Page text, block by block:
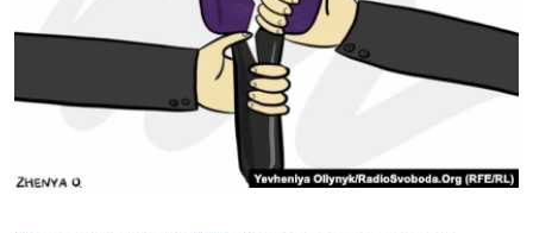
ДЕПОРТАЦІЯ
ВІДЕОУРОКИ «ELIFBE»
УКРАЇНСЬКА ПРОБЛЕМА КРИМУ
ЯК ОБІЙТИ БЛОКУВАННЯ
Русский